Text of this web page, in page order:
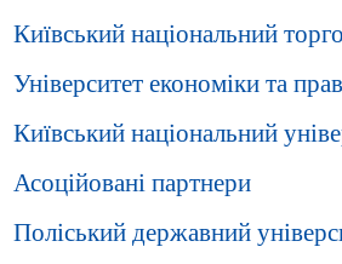
Київський національний
Університет економіки та
Київський національний
Асоційовані партнери
Поліський державний